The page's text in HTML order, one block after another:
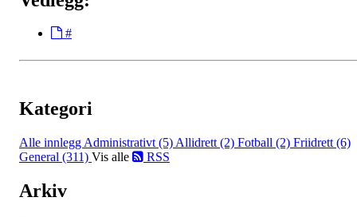
#
Kategori
Alle innlegg Administrativt (5) Allidrett (2) Fotball (2) Friidrett (6)
General (311) Vis alle RSS
Arkiv